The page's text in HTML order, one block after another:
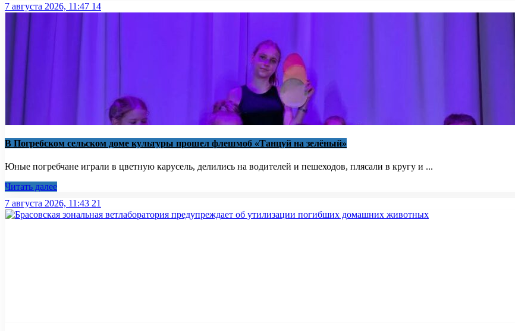
7 августа 2026, 11:47 14
В Погребском сельском доме культуры прошел флешмоб «Танцуй на зелёный»
Юные погребчане играли в цветную карусель, делились на водителей и пешеходов, плясали в кругу и ...
Читать далее
7 августа 2026, 11:43 21